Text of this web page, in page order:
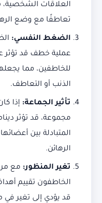
العلاقات الشخصية،
تعاطفًا مع وضع
الضغط النفسي:
عملية خطف قد تؤثر
للخاطفين، مما
الذنب أو التعاطف.
تأثير الجماعة: إذا
مجموعة، قد تؤثر
المتبادلة بين
الرهائن.
تغير المنظور: مع
الخاطفون تقييم
قد يؤدي إلى تغير في